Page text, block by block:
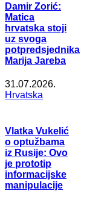
Damir Zorić:
Matica
hrvatska stoji
uz svoga
potpredsjednika
Marija Jareba
31.07.2026.
Hrvatska
Vlatka Vukelić
o optužbama
iz Rusije: Ovo
je prototip
informacijske
manipulacije